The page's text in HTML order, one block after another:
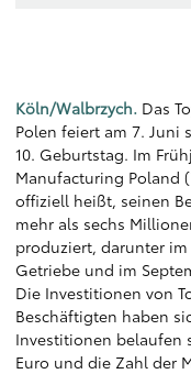
Köln/Walbrzych. Das
Polen feiert am 7. Juni
10. Geburtstag. Im
Manufacturing Poland
offiziell heißt, seinen
mehr als sechs
produziert, darunter
Getriebe und im
Die Investitionen von
Beschäftigten haben
Investitionen belaufen
Euro und die Zahl der